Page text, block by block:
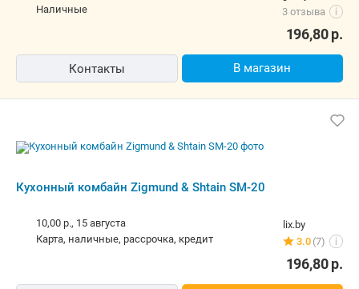
3 отзыва
i
наличные
196,80р.
Контакты В магазин
Кухонный комбайн Zigmund & Shtain SM-20
lix.by
3.0 (7) i
10,00 р., 15 августа
карта, наличные, рассрочка, кредит
196,80р.